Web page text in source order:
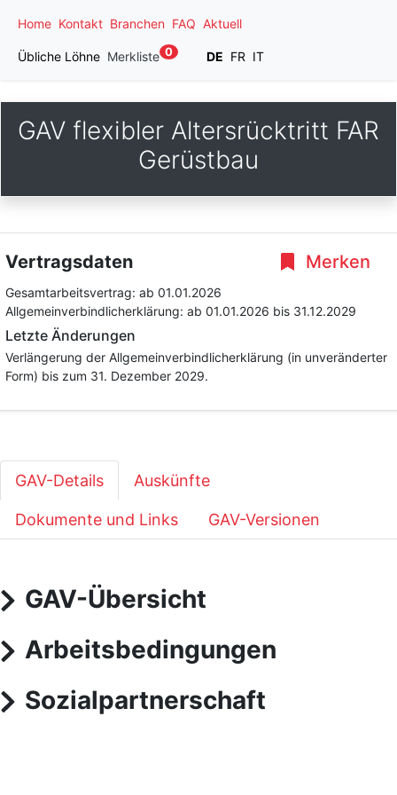
Home Kontakt Branchen FAQ Aktuell
Übliche Löhne Merkliste 0 DE FR IT
GAV flexibler Altersrücktritt FAR
Gerüstbau
Merken
Vertragsdaten
Gesamtarbeitsvertrag: ab 01.01.2026
Allgemeinverbindlicherklärung: ab 01.01.2026 bis 31.12.2029
Letzte Änderungen
Verlängerung der Allgemeinverbindlicherklärung (in unveränderter
Form) bis zum 31. Dezember 2029.
GAV-Details Auskünfte
Dokumente und Links GAV-Versionen
GAV-Übersicht
Arbeitsbedingungen
Sozialpartnerschaft